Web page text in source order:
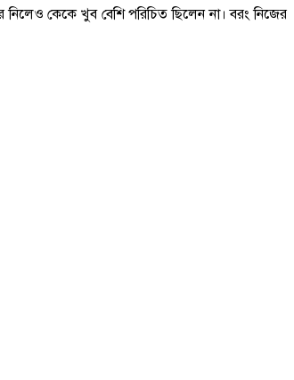
কেকে খুব বেশি পরিচিত ছিলেন না। বরং নিজের